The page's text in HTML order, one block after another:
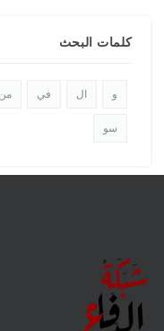
كلمات البحث
و ال في من
سو